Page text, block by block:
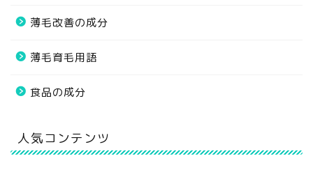
薄毛改善の成分
薄毛育毛用語
食品の成分
人気コンテンツ